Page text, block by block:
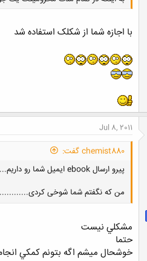
با اجازه شما از شکلک استفاده شد
Jul 8, 2011
chemist880 گفت:
پیرو ارسال ebook ایمیل شما رو داریم............ ولی بازم سپاس
من که نگفتم شما شوخی
مشكلي نيست
حتما
خوشحال ميشم اگه بتونم كمكي